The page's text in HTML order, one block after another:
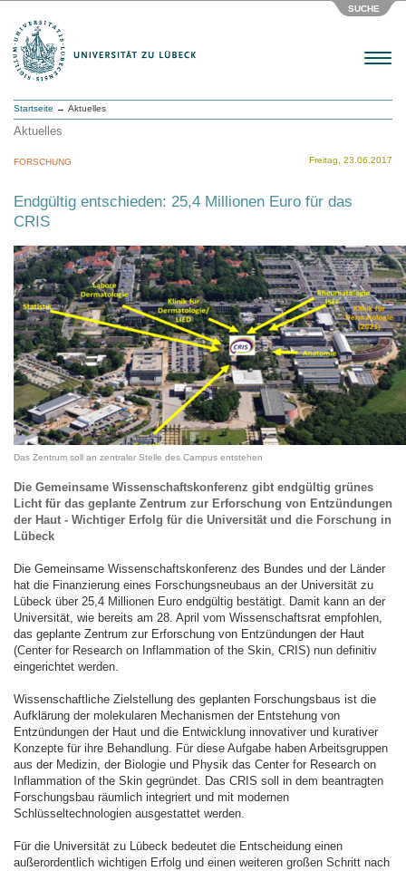
SUCHE
Menu
Startseite → Aktuelles
Aktuelles
Freitag, 23.06.2017
FORSCHUNG
Endgültig entschieden: 25,4 Millionen Euro für das
CRIS
Das Zentrum soll an zentraler Stelle des Campus entstehen
Die Gemeinsame Wissenschaftskonferenz gibt endgültig grünes
Licht für das geplante Zentrum zur Erforschung von Entzündungen
der Haut - Wichtiger Erfolg für die Universität und die Forschung in
Lübeck
Die Gemeinsame Wissenschaftskonferenz des Bundes und der Länder
hat die Finanzierung eines Forschungsneubaus an der Universität zu
Lübeck über 25,4 Millionen Euro endgültig bestätigt. Damit kann an der
Universität, wie bereits am 28. April vom Wissenschaftsrat empfohlen,
das geplante Zentrum zur Erforschung von Entzündungen der Haut
(Center for Research on Inflammation of the Skin, CRIS) nun definitiv
eingerichtet werden.
Wissenschaftliche Zielstellung des geplanten Forschungsbaus ist die
Aufklärung der molekularen Mechanismen der Entstehung von
Entzündungen der Haut und die Entwicklung innovativer und kurativer
Konzepte für ihre Behandlung. Für diese Aufgabe haben Arbeitsgruppen
aus der Medizin, der Biologie und Physik das Center for Research on
Inflammation of the Skin gegründet. Das CRIS soll in dem beantragten
Forschungsbau räumlich integriert und mit modernen
Schlüsseltechnologien ausgestattet werden.
Für die Universität zu Lübeck bedeutet die Entscheidung einen
außerordentlich wichtigen Erfolg und einen weiteren großen Schritt nach